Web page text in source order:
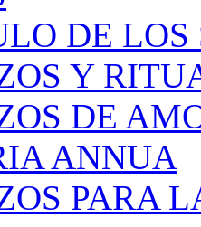
DE
Y
DE
ANNUA
PARA